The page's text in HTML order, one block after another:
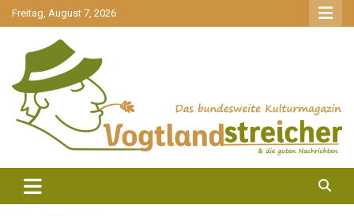
gehe
zum
Freitag, August 7, 2026
Vogtlandstreicher